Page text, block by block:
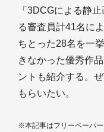
「3DCGによる静
る審査員計41名に
ちとった28名を一
きなかった優秀作
ントも紹介する。
もらいたい。
※本記事はフリーペーパ